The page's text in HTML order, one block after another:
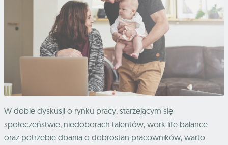
W dobie dyskusji o rynku pracy, starzejącym się
społeczeństwie, niedoborach talentów, work-life balance
oraz potrzebie dbania o dobrostan pracowników, warto